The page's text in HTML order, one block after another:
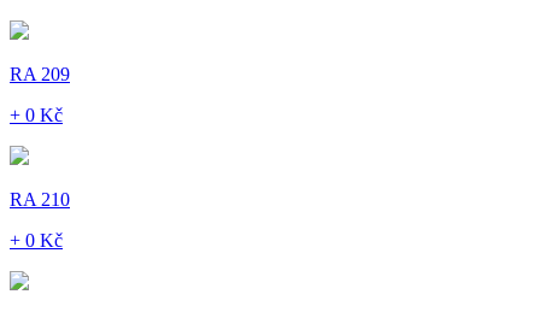
RA 209
+ 0 Kč
RA 210
+ 0 Kč